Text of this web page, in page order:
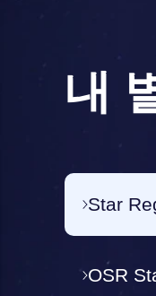
내
Star
OSR